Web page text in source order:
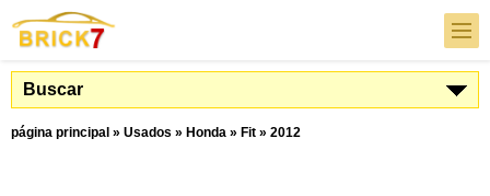
Buscar
página principal » Usados » Honda » Fit » 2012